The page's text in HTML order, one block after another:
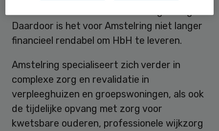
Daardoor is het voor Amstelring niet langer
financieel rendabel om HbH te leveren.
Amstelring specialiseert zich verder in
complexe zorg en revalidatie in
verpleeghuizen en groepswoningen, als ook
de tijdelijke opvang met zorg voor
kwetsbare ouderen, professionele wijkzorg